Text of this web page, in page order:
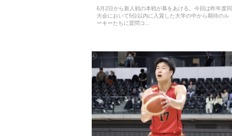
6月2日から新人戦の本戦が幕をあける。今回は昨年度同
大会において5位以内に入賞した大学の中から期待のル
ーキーたちに質問コ...